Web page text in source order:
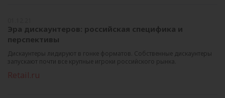
Эра дискаунтеров: российская специфика и
перспективы
Дискаунтеры лидируют в гонке форматов. Собственные дискаунтеры
запускают почти все крупные игроки российского рынка.
Retail.ru